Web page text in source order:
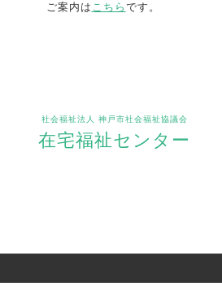
ご案内は こちら です。
社会福祉法人 神戸市社会福祉協議会
在宅福祉センター